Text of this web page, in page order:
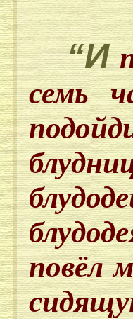
“И
семь
повёл